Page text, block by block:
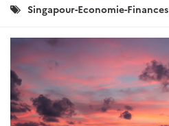
Catégories
Singapour-Economie-Finances